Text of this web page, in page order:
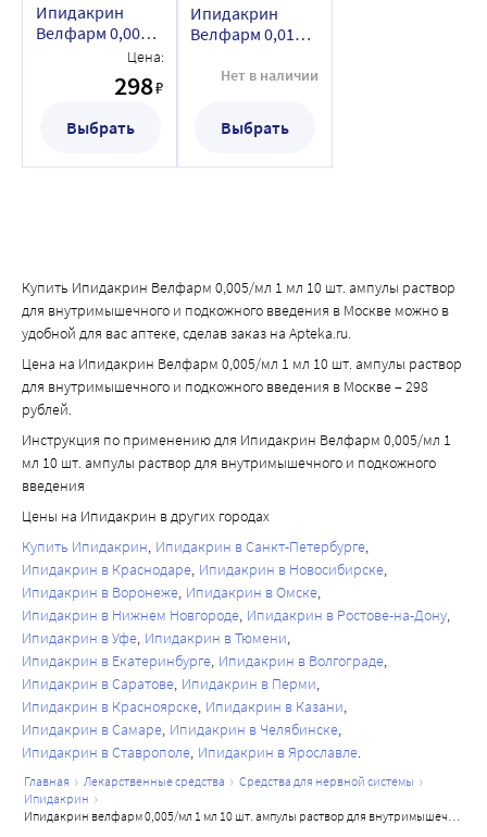
Ипидакрин
Велфарм 0,005/
мл 1 мл 10 шт.
ампулы раствор
внутримышечного
и подкожного
Цена:
298₽
Выбрать
Ипидакрин
Велфарм 0,015/
ампулы раствор
внутримышечного
и подкожного
Нет в наличии
Выбрать
Купить Ипидакрин Велфарм 0,005/мл 1 мл 10 шт. ампулы раствор
для внутримышечного и подкожного введения в Москве можно в
удобной для вас аптеке, сделав заказ на Apteka.ru.
Цена на Ипидакрин Велфарм 0,005/мл 1 мл 10 шт. ампулы раствор
для внутримышечного и подкожного введения в Москве – 298
рублей.
Инструкция по применению для Ипидакрин Велфарм 0,005/мл 1
мл 10 шт. ампулы раствор для внутримышечного и подкожного
введения
Цены на Ипидакрин в других городах
Купить Ипидакрин Ипидакрин в Санкт-Петербурге
Ипидакрин в Краснодаре Ипидакрин в Новосибирске
Ипидакрин в Воронеже Ипидакрин в Омске
Ипидакрин в Нижнем Новгороде Ипидакрин в Ростове-на-Дону
Ипидакрин в Уфе Ипидакрин в Тюмени
Ипидакрин в Екатеринбурге Ипидакрин в Волгограде
Ипидакрин в Саратове Ипидакрин в Перми
Ипидакрин в Красноярске Ипидакрин в Казани
Ипидакрин в Самаре Ипидакрин в Челябинске
Ипидакрин в Ставрополе Ипидакрин в Ярославле
главная лекарственные средства
средства для нервной системы
ипидакрин
ипидакрин велфарм 0,005/мл 1 мл 10 шт. ампулы раствор для внутримышечного и подкожного введения